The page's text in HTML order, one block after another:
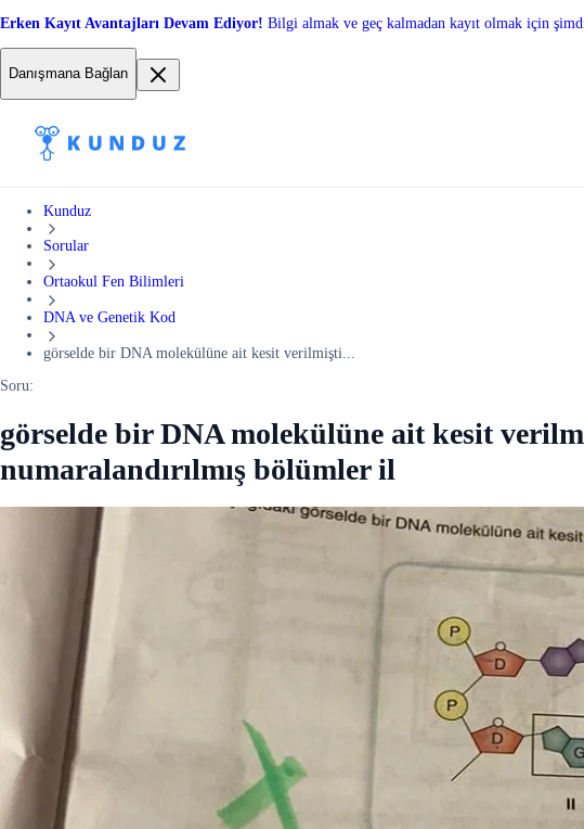
Erken Kayıt Avantajları Devam Ediyor! Bilgi almak ve geç kalmadan kayıt olmak için
Danışmana Bağlan
Kunduz
Sorular
Ortaokul Fen Bilimleri
DNA ve Genetik Kod
görselde bir DNA molekülüne ait kesit verilmişti...
Soru:
görselde bir DNA molekülüne ait kesit
numaralandırılmış bölümler il